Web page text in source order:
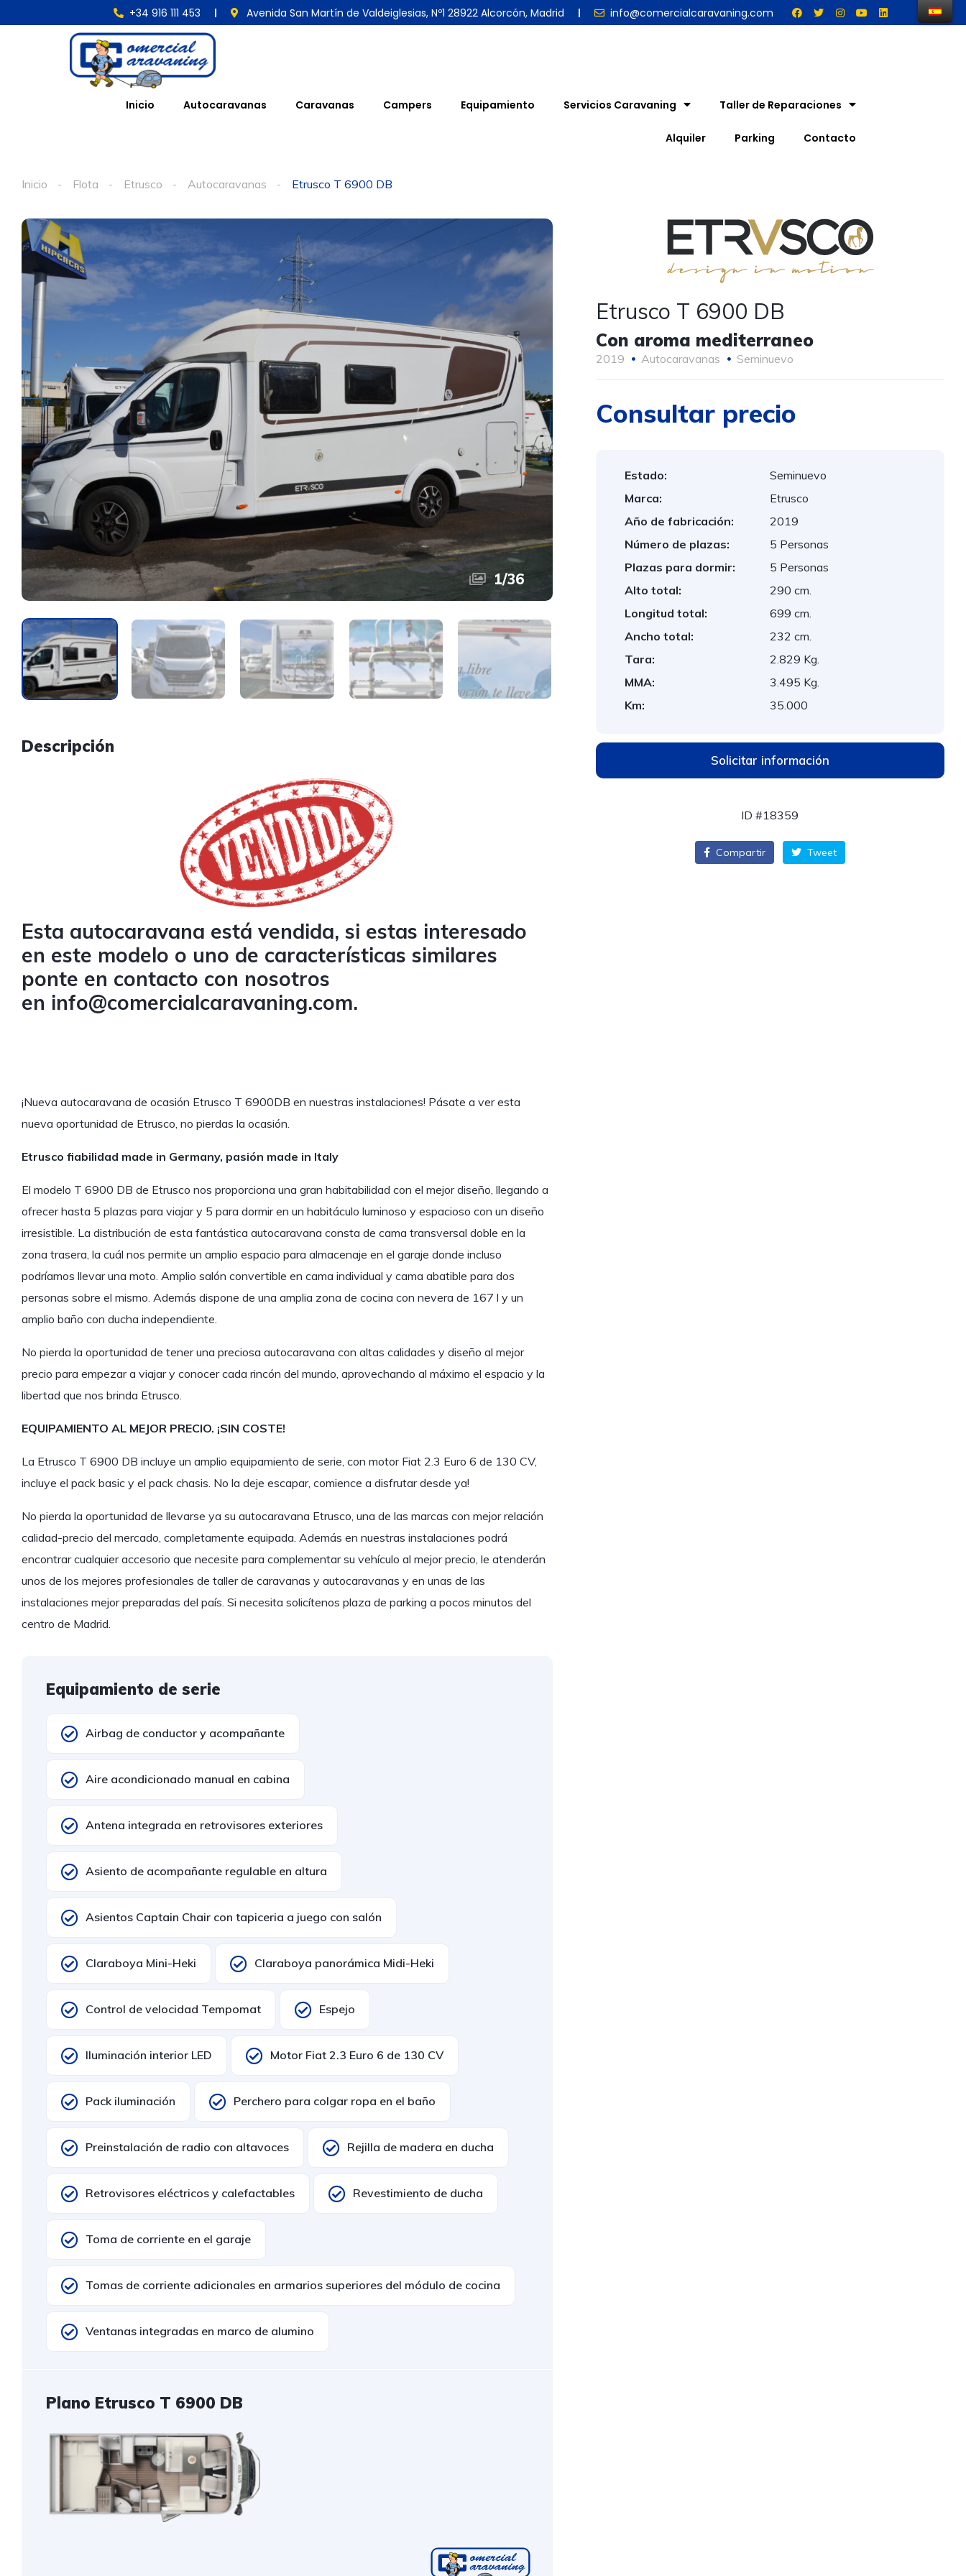
+34 916 111 453 Avenida San Martín de Valdeiglesias, Nº1 28922 Alcorcón, Madrid info@comercialcaravaning.com
Inicio Autocaravanas Caravanas Campers Equipamiento Servicios Caravaning Taller de Reparaciones
Alquiler Parking Contacto
Inicio Flota Etrusco Autocaravanas Etrusco T 6900 DB
1/36
Descripción
Esta autocaravana está vendida, si estas interesado
en este modelo o uno de características similares
ponte en contacto con nosotros
en info@comercialcaravaning.com.
¡Nueva autocaravana de ocasión Etrusco T 6900DB en nuestras instalaciones! Pásate a ver esta
nueva oportunidad de Etrusco, no pierdas la ocasión.
Etrusco fiabilidad made in Germany, pasión made in Italy
El modelo T 6900 DB de Etrusco nos proporciona una gran habitabilidad con el mejor diseño, llegando a
ofrecer hasta 5 plazas para viajar y 5 para dormir en un habitáculo luminoso y espacioso con un diseño
irresistible. La distribución de esta fantástica autocaravana consta de cama transversal doble en la
zona trasera, la cuál nos permite un amplio espacio para almacenaje en el garaje donde incluso
podríamos llevar una moto. Amplio salón convertible en cama individual y cama abatible para dos
personas sobre el mismo. Además dispone de una amplia zona de cocina con nevera de 167 l y un
amplio baño con ducha independiente.
No pierda la oportunidad de tener una preciosa autocaravana con altas calidades y diseño al mejor
precio para empezar a viajar y conocer cada rincón del mundo, aprovechando al máximo el espacio y la
libertad que nos brinda Etrusco.
EQUIPAMIENTO AL MEJOR PRECIO. ¡SIN COSTE!
La Etrusco T 6900 DB incluye un amplio equipamiento de serie, con motor Fiat 2.3 Euro 6 de 130 CV,
incluye el pack basic y el pack chasis. No la deje escapar, comience a disfrutar desde ya!
No pierda la oportunidad de llevarse ya su autocaravana Etrusco, una de las marcas con mejor relación
calidad-precio del mercado, completamente equipada. Además en nuestras instalaciones podrá
encontrar cualquier accesorio que necesite para complementar su vehículo al mejor precio, le atenderán
unos de los mejores profesionales de taller de caravanas y autocaravanas y en unas de las
instalaciones mejor preparadas del país. Si necesita solicítenos plaza de parking a pocos minutos del
centro de Madrid.
Equipamiento de serie
Airbag de conductor y acompañante
Aire acondicionado manual en cabina
Antena integrada en retrovisores exteriores
Asiento de acompañante regulable en altura
Asientos Captain Chair con tapiceria a juego con salón
Claraboya Mini-Heki Claraboya panorámica Midi-Heki
Control de velocidad Tempomat Espejo
Iluminación interior LED Motor Fiat 2.3 Euro 6 de 130 CV
Pack iluminación Perchero para colgar ropa en el baño
Preinstalación de radio con altavoces Rejilla de madera en ducha
Retrovisores eléctricos y calefactables Revestimiento de ducha
Toma de corriente en el garaje
Tomas de corriente adicionales en armarios superiores del módulo de cocina
Ventanas integradas en marco de alumino
Plano Etrusco T 6900 DB
Etrusco T 6900 DB
Con aroma mediterraneo
2019 Autocaravanas Seminuevo
Consultar precio
Estado:
Seminuevo
Marca:
Etrusco
Año de fabricación:
2019
Número de plazas:
5 Personas
Plazas para dormir:
5 Personas
Alto total:
290 cm.
Longitud total:
699 cm.
Ancho total:
232 cm.
Tara:
2.829 Kg.
MMA:
3.495 Kg.
Km:
35.000
Solicitar información
ID #18359
Compartir Tweet